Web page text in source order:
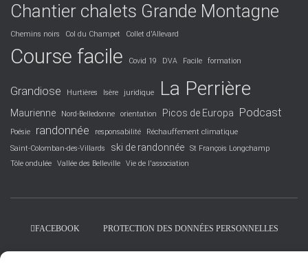
Chantier chalets Grande Montagne
Chemins noirs Col du Champet Collet d'Allevard
Course facile Covid 19 DVA Facile formation
Grandiose Hurtières Isère juridique La Perrière
Maurienne Nord-Belledonne orientation Picos de Europa Podcast
Poésie randonnée responsabilité
Réchauffement climatique
Saint-Colomban-des-Villards
ski de randonnée
St François Longchamp
Tôle ondulée
Vallée des Belleville Vie de l'association
FACEBOOK PROTECTION DES DONNÉES PERSONNELLES